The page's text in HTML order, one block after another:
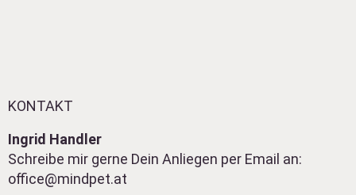
KONTAKT
Ingrid Handler
Schreibe mir gerne Dein Anliegen per Email an:
office@mindpet.at